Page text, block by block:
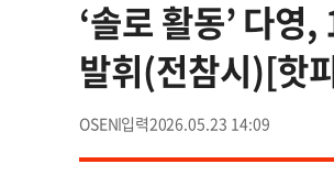
‘솔로 활동’ 다
발휘(전참시)[핫
OSEN 2026.05.23 14:09